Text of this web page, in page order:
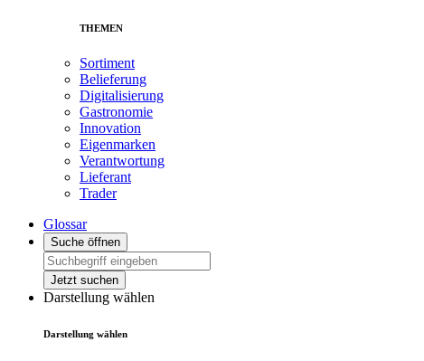
THEMEN
Sortiment
Belieferung
Digitalisierung
Gastronomie
Innovation
Eigenmarken
Verantwortung
Lieferant
Trader
Glossar
Suche öffnen
Jetzt suchen
Darstellung wählen
Darstellung wählen